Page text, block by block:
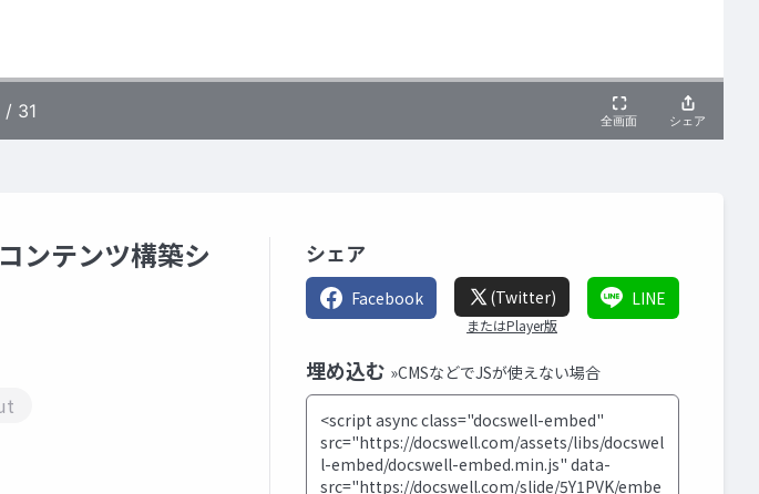
ンテンツ構築シ
シェア
Facebook (Twitter)
またはPlayer版
LINE
埋め込む »CMSなどでJSが使えない場合